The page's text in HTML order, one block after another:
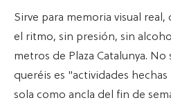
Sirve para memoria visual
el ritmo, sin presión, sin
metros de Plaza Catalunya.
queréis es "actividades
sola como ancla del fin de